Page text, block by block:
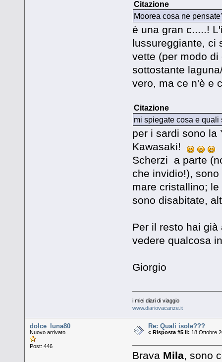
Citazione
Moorea cosa ne
è una gran c.....!
lussureggiante, ci
vette (per modo
sottostante
vero, ma ce n'è e
Citazione
mi spiegate cosa e quali
per i sardi sono la
Kawasaki!
Scherzi a parte
che invidio!),
mare cristallino;
sono disabitate,
Per il resto hai
vedere qualcosa
Giorgio
i miei diari di viaggio
www.diariovacanze.it
dolce_luna80
Nuovo arrivato
Post: 446
Re: Quali isole???
«Risposta #5 il: 18 Ottobre
Brava Mila, sono